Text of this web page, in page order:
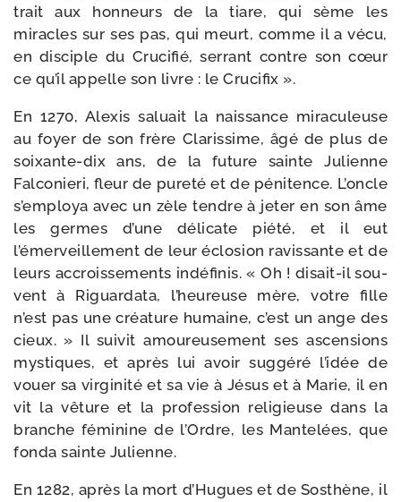
trait aux hon­neurs de la tiare, qui sème les
miracles sur ses pas, qui meurt, comme il a vécu,
en dis­ciple du Crucifié, ser­rant contre son cœur
ce qu’il appelle son livre : le Crucifix ».
En 1270, Alexis saluait la nais­sance mira­cu­leuse
au foyer de son frère Clarissime, âgé de plus de
soixante-​dix ans, de la future sainte Julienne
Falconieri, fleur de pure­té et de péni­tence. L’oncle
s’em­ploya avec un zèle tendre à jeter en son âme
les germes d’une déli­cate pié­té, et il eut
l’émerveillement de leur éclo­sion ravis­sante et de
leurs accrois­se­ments indé­fi­nis. « Oh ! disait-​il sou­
vent à Riguardata, l’heureuse mère, votre fille
n’est pas une créa­ture humaine, c’est un ange des
cieux. » Il sui­vit amou­reu­se­ment ses ascen­sions
mys­tiques, et après lui avoir sug­gé­ré l’idée de
vouer sa vir­gi­ni­té et sa vie à Jésus et à Marie, il en
vit la vêture et la pro­fes­sion reli­gieuse dans la
branche fémi­nine de l’Ordre, les Mantelées, que
fon­da sainte Julienne.
En 1282, après la mort d’Hugues et de Sosthène, il